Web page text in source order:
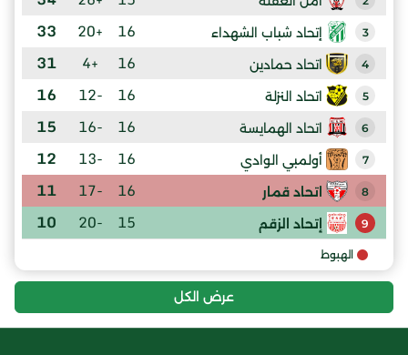
3 إتحاد شباب الشهداء 16
+20
33
4 اتحاد حمادين 16
+4
31
5 اتحاد النزلة 16
-12
16
6 اتحاد الهمايسة 16
-16
15
7 أولمبي الوادي 16
-13
12
8 اتحاد قمار 16
-17
11
9 إتحاد الزقم 15
-20
10
الهبوط
عرض الكل